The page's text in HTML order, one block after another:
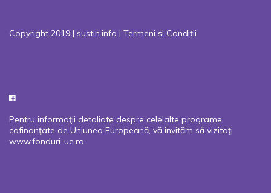
Copyright 2019 | sustin.info | Termeni și Condiții
Pentru informaţii detaliate despre celelalte programe
cofinanţate de Uniunea Europeană, vă invităm să vizitaţi
www.fonduri-ue.ro